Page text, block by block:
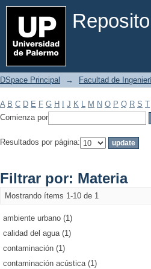
Filtrar por: Materia
DSpace Principal → Facultad de
A B C D E F G H J K L M N O P Q R S T
Comienza por
Resultados por página:
Filtrar por: Materia
Mostrando ítems 1-10 de 1
ambiente urbano (1)
calidad del agua (1)
contaminación (1)
contaminación acústica (1)